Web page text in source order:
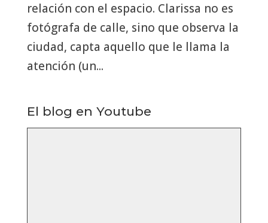
relación con el espacio. Clarissa no es
fotógrafa de calle, sino que observa la
ciudad, capta aquello que le llama la
atención (un...
El blog en Youtube